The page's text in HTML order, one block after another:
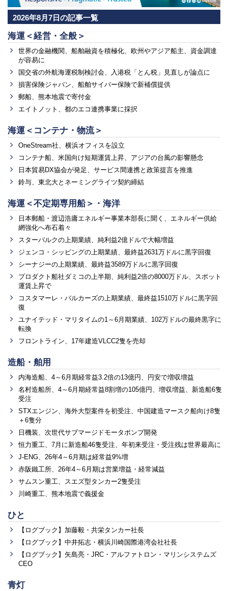
2026年8月7日の記事一覧
海運＜経営・全般＞
世界の金融機関、船舶融資を積極化、欧州やアジア船主、資金調達
が容易に
国交省の外航海運税制検討会、入港税「とん税」見直しが論点に
損害保険ジャパン、船舶サイバー保険で新補償提供
郵船、熊本地震で寄付金
エイトノット、都のエコ連携事業に採択
海運＜コンテナ・物流＞
OneStream社、横浜オフィスを設立
コンテナ船、米国向け短期運賃上昇、アジアの台風の影響懸念
日本貿易DX協会が発足、サービス間連携と政策提言を推進
鈴与、東北大とネーミングライツ契約締結
海運＜不定期専用船＞・海洋
日本郵船・渡辺浩庸エネルギー事業本部長に聞く、エネルギー供給
網強化へ布石着々
スターバルクの上期業績、純利益2億ドルで大幅増益
ジェンコ・シッピングの上期業績、最終益2631万ドルに黒字回復
シーナジーの上期業績、最終益3589万ドルに黒字回復
プロダクト船社ダミコの上半期、純利益2倍の8000万ドル、スポット
運賃上昇で
コスタマーレ・バルカーズの上期業績、最終益1510万ドルに黒字回
復
ユナイテッド・マリタイムの1～6月期業績、102万ドルの最終黒字に
転換
フロントライン、17年建造VLCC2隻を売却
造船・舶用
内海造船、4～6月期経常益3.2倍の13億円、円安で増収増益
名村造船所、4～6月期経常益8割増の105億円、増収増益、新造船6隻
受注
STXエンジン、海外大型案件を初受注、中国建造マースク船向け8隻
＋6隻分
日機装、次世代サブマージドモータポンプ開発
恒力重工、7月に新造船46隻受注、年初来受注・受注残は世界最高に
J-ENG、26年4～6月期は経常益9%増
赤阪鐵工所、26年4～6月期は営業増益・経常減益
サムスン重工、スエズ型タンカー2隻受注
川崎重工、熊本地震で義援金
ひと
【ログブック】加藤毅・共栄タンカー社長
【ログブック】中井拓志・横浜川崎国際港湾会社社長
【ログブック】矢島亮・JRC・アルファトロン・マリンシステムズ
CEO
青灯